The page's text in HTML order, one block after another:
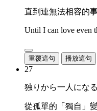
直到連無法相容的
Until I can love even
重覆這句 播放這句
27
独りから一人になる
從孤單的「獨自」